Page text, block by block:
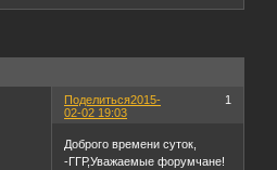
Поделиться 1
2015-
02-02 19:03
Доброго времени суток,
-ГГР,Уважаемые форумчане!